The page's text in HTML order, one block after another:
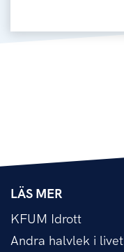
LÄS MER
KFUM Idrott
Andra halvlek i livet